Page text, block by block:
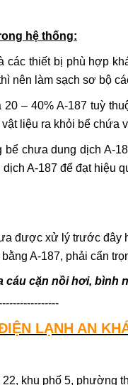
hệ thống:
các thiết bị phù hợp
nên làm sạch sơ bộ
– 40% A-187 tuỳ
liệu ra khỏi bể chứa
bể chưa dung dịch A-
dịch A-187 để đạt hiệu
được xử lý trước
A-187, phải cẩn
cáu cặn nồi hơi, bình
LẠNH AN
khu phố 5, phường